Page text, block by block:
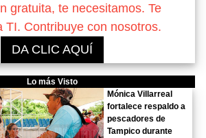
gratuita, te necesitamos. Te
TI. Contribuye con nosotros.
DA CLIC AQUÍ
Lo más Visto
Mónica Villarreal
fortalece respaldo a
pescadores de
Tampico durante